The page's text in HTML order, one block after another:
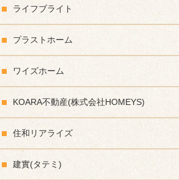
ライフブライト
プラストホーム
ワイズホーム
KOARA不動産(株式会社HOMEYS)
住和リアライズ
建實(タテミ)